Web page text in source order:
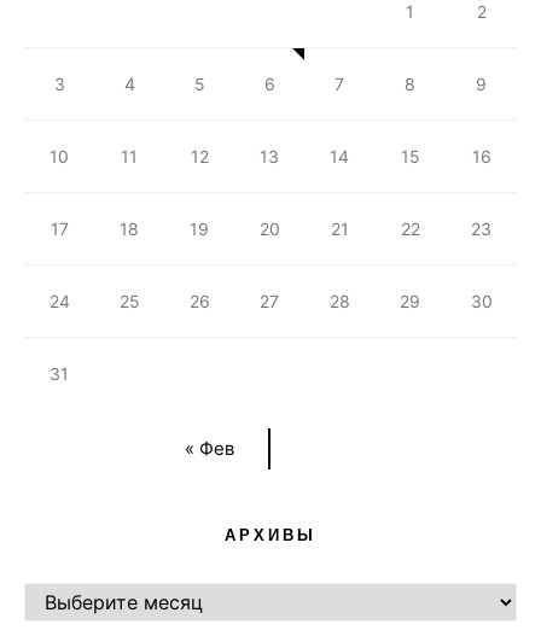
« Фев
1 2
3 4 5 6 7 8 9
10 11 12 13 14 15 16
17 18 19 20 21 22 23
24 25 26 27 28 29 30
31
АРХИВЫ
АРХИВЫ